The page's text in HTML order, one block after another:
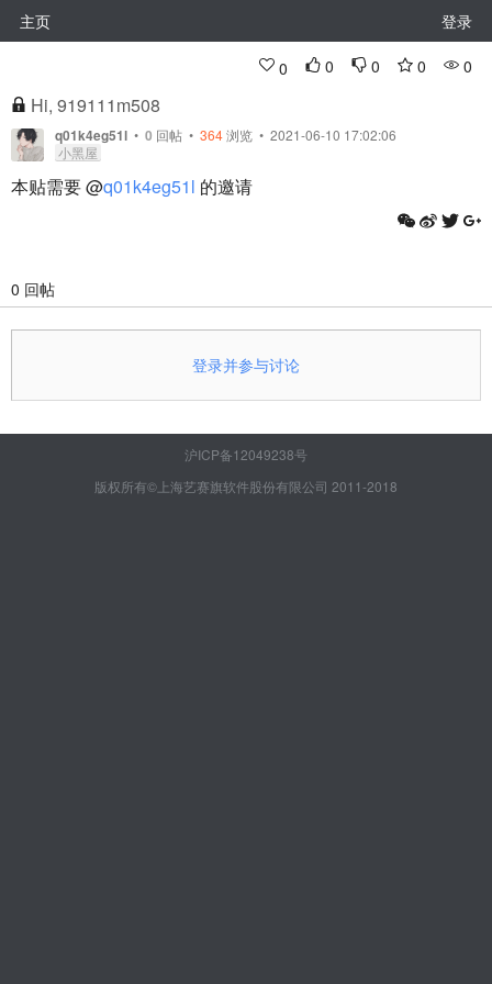
主页 登录
0 0 0 0 0
Hi, 919111m508
q01k4eg51l • 0 回帖 • 364浏览 • 2021-06-10 17:02:06
小黑屋
本贴需要 @q01k4eg51l 的邀请
0 回帖
登录并参与讨论
沪ICP备12049238号
版权所有©上海艺赛旗软件股份有限公司 2011-2018